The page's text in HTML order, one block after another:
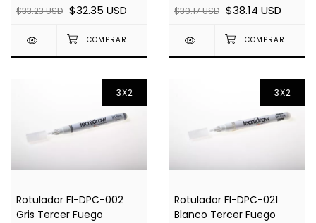
$33.23 USD $32.35 USD $39.17 USD $38.14 USD
3X2
Rotulador FI-DPC-002
Gris Tercer Fuego
3X2
Rotulador FI-DPC-021
Blanco Tercer Fuego